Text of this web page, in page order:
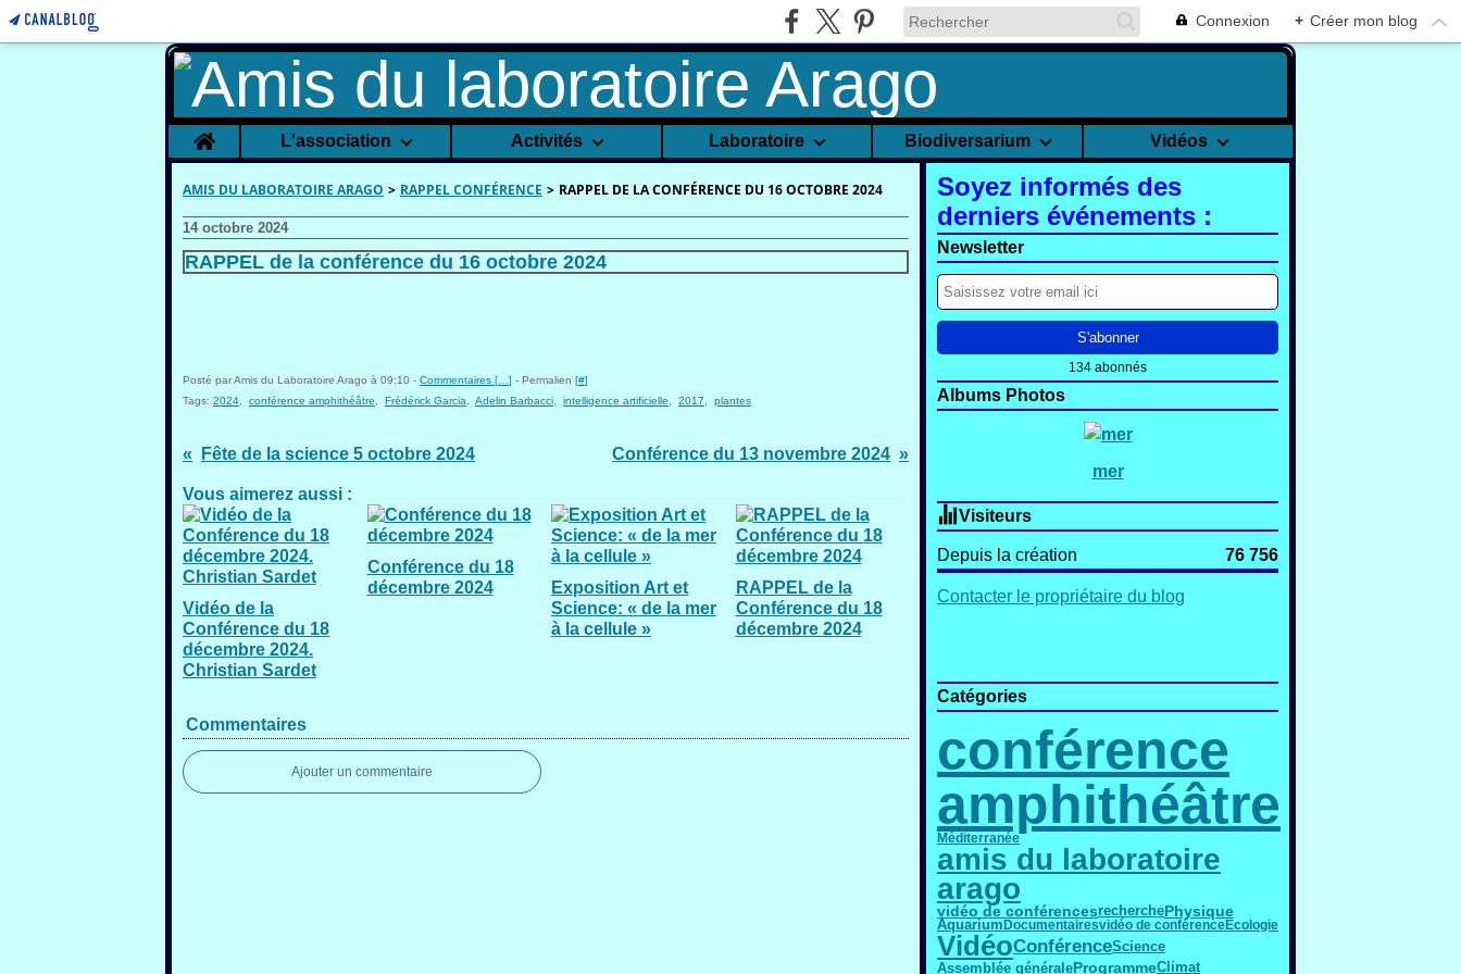
Connexion + Créer mon blog
Home L'association Activités Laboratoire Biodiversarium Vidéos
AMIS DU LABORATOIRE ARAGO > RAPPEL CONFÉRENCE > RAPPEL DE LA CONFÉRENCE DU 16 OCTOBRE 2024
14 octobre 2024
RAPPEL de la conférence du 16 octobre 2024
Posté par Amis du Laboratoire Arago à 09:10 - Commentaires [ ] - Permalien [#]
Tags: 2024 conférence amphithéâtre Frédérick Garcia Adelin Barbacci intelligence artificielle 2017 plantes
Fête de la science 5 octobre 2024 Conférence du 13 novembre 2024
Vous aimerez aussi :
Vidéo de la
Conférence du 18
décembre 2024.
Christian Sardet
Conférence du 18
décembre 2024
Exposition Art et
Science: « de la mer
à la cellule »
RAPPEL de la
Conférence du 18
décembre 2024
Commentaires
Ajouter un commentaire
Soyez informés des
derniers événements :
Newsletter
134 abonnés
Albums Photos
mer
Visiteurs
Depuis la création 76 756
Contacter le propriétaire du blog
Catégories
conférence
amphithéâtre
Méditerranée
amis du laboratoire
arago
vidéo de conférencesrecherchePhysique
Aquarium Documentairesvidéo de conférenceEcologie
VidéoConférenceScience
Assemblée généraleProgrammeClimat